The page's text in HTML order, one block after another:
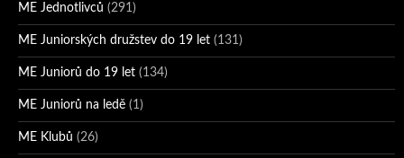
ME Jednotlivců (291)
ME Juniorských družstev do 19 let (131)
ME Juniorů do 19 let (134)
ME Juniorů na ledě (1)
ME Klubů (26)